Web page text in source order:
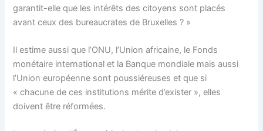
garantit-elle que les intérêts des citoyens sont placés
avant ceux des bureaucrates de Bruxelles ? »
Il estime aussi que l’ONU, l’Union africaine, le Fonds
monétaire international et la Banque mondiale mais aussi
l’Union européenne sont poussiéreuses et que si
« chacune de ces institutions mérite d’exister », elles
doivent être réformées.